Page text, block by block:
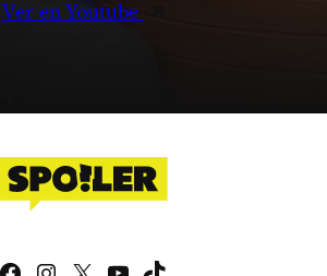
Ver en Youtube
Facebook
Instagram
X YouTube